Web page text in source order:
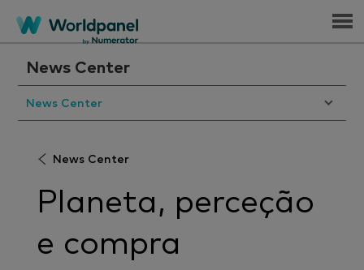
Menu
News Center
News Center
News Center
Planeta, perceção
e compra